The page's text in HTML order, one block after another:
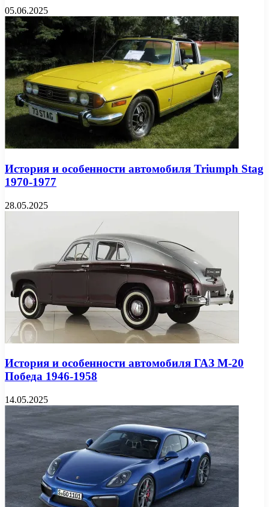
05.06.2025
История и особенности автомобиля Triumph Stag
1970-1977
28.05.2025
История и особенности автомобиля ГАЗ М-20
Победа 1946-1958
14.05.2025